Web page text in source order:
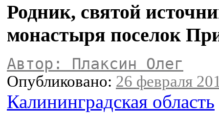
Родник, святой
монастыря поселок
Автор: Плаксин Олег
Опубликовано: 26 февраля
Калининградская область